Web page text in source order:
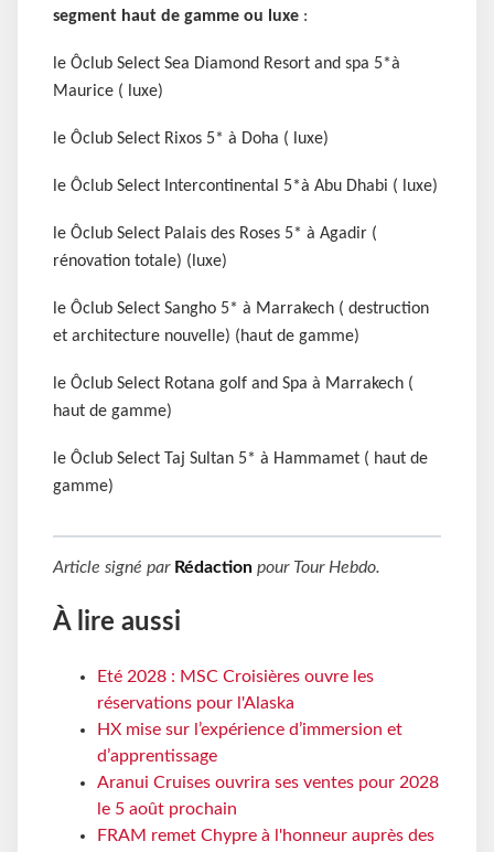
segment haut de gamme ou luxe :
le Ôclub Select Sea Diamond Resort and spa 5*à
Maurice ( luxe)
le Ôclub Select Rixos 5* à Doha ( luxe)
le Ôclub Select Intercontinental 5*à Abu Dhabi ( luxe)
le Ôclub Select Palais des Roses 5* à Agadir (
rénovation totale) (luxe)
le Ôclub Select Sangho 5* à Marrakech ( destruction
et architecture nouvelle) (haut de gamme)
le Ôclub Select Rotana golf and Spa à Marrakech (
haut de gamme)
le Ôclub Select Taj Sultan 5* à Hammamet ( haut de
gamme)
Article signé par Rédaction pour Tour Hebdo.
À lire aussi
Eté 2028 : MSC Croisières ouvre les
réservations pour l'Alaska
HX mise sur l’expérience d’immersion et
d’apprentissage
Aranui Cruises ouvrira ses ventes pour 2028
le 5 août prochain
FRAM remet Chypre à l'honneur auprès des